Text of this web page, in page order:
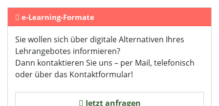
soziale Medien, Werbung und Analysen weiter. Unsere
Partner führen diese Informationen möglicherweise mit
weiteren Daten zusammen, die Sie ihnen bereitgestellt
haben oder die sie im Rahmen Ihrer Nutzung der Dienste
gesammelt haben. Sie geben Einwilligung zu unseren
Datenschutzerklärung
e-Learning-Formate
Sie wollen sich über digitale Alternativen Ihres
Lehrangebotes informieren?
Dann kontaktieren Sie uns – per Mail, telefonisch
oder über das Kontaktformular!
Jetzt anfragen